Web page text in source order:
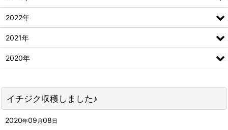
イチジク収穫しました♪
2020年09 月08日
2022年
2021年
2020年